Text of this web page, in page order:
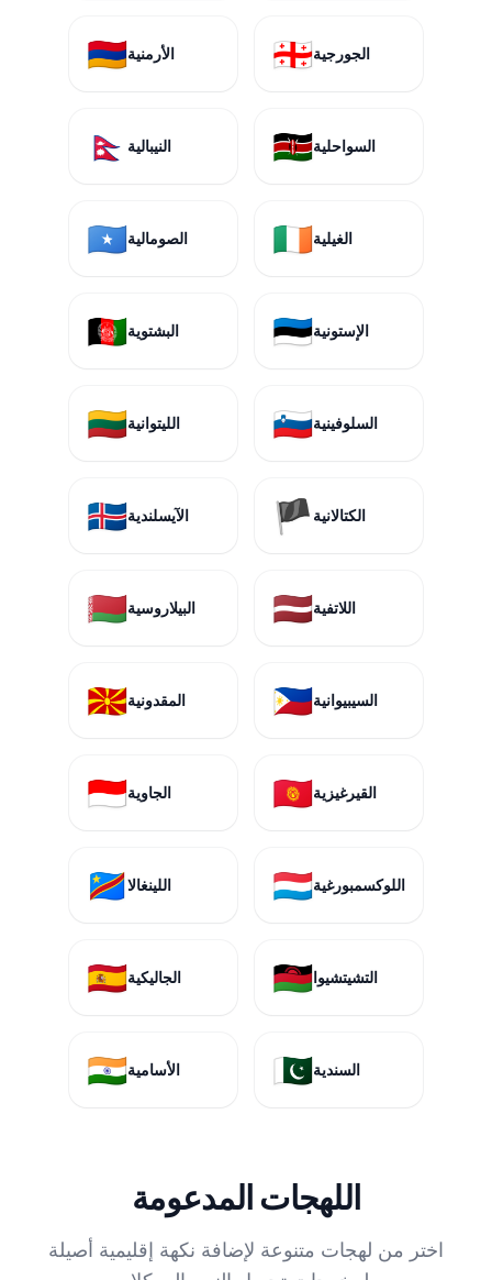
🇦🇲الأرمنية 🇬🇪الجورجية
🇳🇵 النيبالية 🇰🇪السواحلية
🇸🇴الصومالية 🇮🇪الغيلية
🇦🇫البشتوية 🇪🇪الإستونية
🇱🇹الليتوانية 🇸🇮السلوفينية
🇮🇸الآيسلندية 🏴 الكتالانية
🇧🇾البيلاروسية 🇱🇻اللاتفية
🇲🇰المقدونية 🇵🇭السيبيوانية
🇮🇩الجاوية 🇰🇬القيرغيزية
🇨🇩اللينغالا 🇱🇺اللوكسمبورغية
🇪🇸الجاليكية 🇲🇼التشيتشيوا
🇮🇳الأسامية 🇵🇰السندية
اللهجات المدعومة
اختر من لهجات متنوعة لإضافة نكهة إقليمية أصيلة